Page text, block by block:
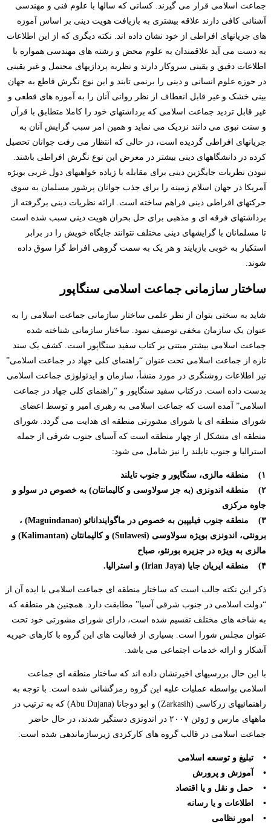
جماعت اسلامی قرار می گیرند. کسانی که سالها با علوم فنی و مهندسی
آشنائی کافی دارند علاقه بیشتری به بازیافت هویت دینی بر اساس آموزه
های جریانهای افراطی از خود نشان داده اند. نکته دیگری که از این اطلاعات
به دست می آید علاقمندان به علوم محض و رشته های مهندسی همواره با
اطلاعات دقیق و یقینی سروکار دارند و نظریه پردازیهای محتمل و غیر یقینی
در حوزه علوم انسانی و دینی را برنمی تابند و این نوع نگرش قاطع به جهان
بینی خشک و غیر قابل انعطاف از نظر روانی آنان را به آموزه های قطعی و
غیر قابل تردید جماعت اسلامی که برداشتهای خود را کاملا متطابق با قرآن
و سنت نبوی می دانند نزدیک می نماید و همین امر سبب گرایش آنان به
جریانهای افراطی گردیده است، در حالی که انتظار می رفت جوانان تحصیل
کرده در دانشگاههای دینی بیشتر در معرض این نوع نگرش افراطی باشند.
نبودن نظریات جایگزین دینی برای مقابله با زیاده خواهیهای دول غربی بویژه
آمریکا در جهان اسلام زمینه را برای جذب جوانان پرشور مسلمان به سوی
حرکتهای افراطی دینی فراهم ساخته است. ارائه نظریات دینی برگرفته از
برداشتهای فرقه ای و مذهبی برای حل بحران هویت دینی سبب شده است
تا مسلمانان با گرایشهای دینی مختلف نتوانند جایگاه خویش را در برابر
استکبار به خوبی بازیایند و هر یک به سمت گروهی افراط گرا سوق داده
شوند.
ساختار سازمانی جماعت اسلامی سنگاپور
شاید به سختی بتوان از نظر علمی ساختار سازمانی جماعت اسلامی را به
عنوان یک سازمان مخفی توصیف نمود. ساختار سازمانی شناخته شده
جماعت اسلامی بیشتر مبتنی بر کتاب سفید سنگاپور است. کشف یک سند
تازه از جماعت اسلامی تحت عنوان “راهنمای کلی جهاد در جماعت اسلامی”
نیز اطلاعات روشنگری در مورد منشأ، سازمان و ایدئولوژی جماعت اسلامی
بدست داده است. درکتاب سفید سنگاپور و “راهنمای کلی جهاد در جماعت
اسلامی” آمده است که جماعت اسلامی به رهبری امیر و توسط اعضای
شورای منطقه ای یا شورای مشورتی منطقه ای هدایت می گردد. شورای
منطقه ای متشکل از چهار منطقه است که آسیای جنوب شرقی از جمله
استرالیا و جنوب تایلند را نیز شامل می شود:
۱) منطقه مالزی، سنگاپور و جنوب تایلند
۲) منطقه اندونزی (به جز سولاوسی و کالیمانتان) به خصوص در سولو و
جاوه مرکزی
۳) منطقه جنوب فیلیپین به خصوص در ماگوایندانائو (Maguindanao) ،
برونئی، اندونزی بویژه سولاوسی (Sulawesi) و کالیمانتان (Kalimantan) و
مالزی به ویژه در جزیره بورنئو، صباح
۴) منطقه ایریان جایا (Irian Jaya) و استرالیا.
ذکر این نکته جالب است که ساختار منطقه ای جماعت اسلامی با ایده آن از
“دولت اسلامی در جنوب شرقی آسیا” مطابقت دارد. همچنین هر منطقه که
به شاخه های مختلف تقسیم شده است، دارای شورای مشورتی خود تحت
عنوان مجلس شورا است. بسیاری از فعالیت های این گروه با کارهای خیریه
آشکار و ارائه خدمات اجتماعی می باشد.
با این حال بررسیهای اخیرنشان داده اند که ساختار منطقه ای جماعت
اسلامی بواسطه عملیات علیه این گروه رمزگشائی شده است. با توجه به
راهنمائیهای زرکاسی (Zarkasih) و ابو دوجانا (Abu Dujana) که به ترتیب در
ماههای مارس و ژوئن ۲۰۰۷ در اندونزی دستگیر شدند، در حال حاضر
جماعت اسلامی در قالب گروه های کارکردی زیرسازماندهی شده است:
• تبلیغ و توسعه اسلامی
• آموزش و پرورش
• حمل و نقل و یا اقتصاد
• اطلاعات و یا رسانه
• امور نظامی